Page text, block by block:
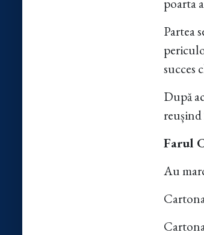
poarta
Partea
succes
După
Farul
Au